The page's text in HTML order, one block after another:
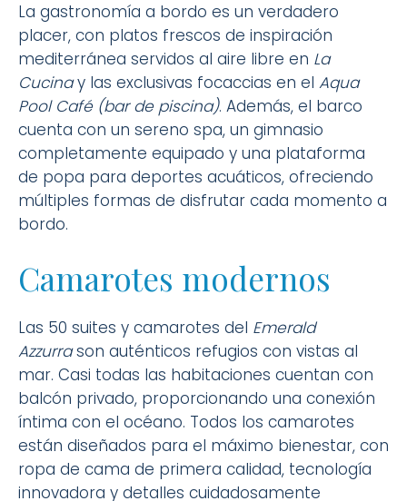
La gastronomía a bordo es un verdadero
placer, con platos frescos de inspiración
mediterránea servidos al aire libre en La
Cucinay las exclusivas focaccias en el Aqua
Pool Café (bar de piscina). Además, el barco
cuenta con un sereno spa, un gimnasio
completamente equipado y una plataforma
de popa para deportes acuáticos, ofreciendo
múltiples formas de disfrutar cada momento a
bordo.
Camarotes modernos
Las 50 suites y camarotes del Emerald
Azzurrason auténticos refugios con vistas al
mar. Casi todas las habitaciones cuentan con
balcón privado, proporcionando una conexión
íntima con el océano. Todos los camarotes
están diseñados para el máximo bienestar, con
ropa de cama de primera calidad, tecnología
innovadora y detalles cuidadosamente